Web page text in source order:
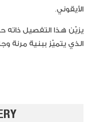
الأيقوني.
يزيّن هذا التفصيل ذاته
الذي يتميّز ببنية مرنة